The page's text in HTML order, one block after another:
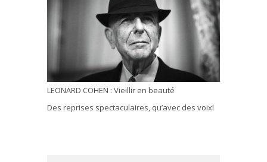
LEONARD COHEN : Vieillir en beauté
Des reprises spectaculaires, qu’avec des voix!